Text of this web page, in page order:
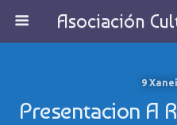
9
Presentacion A